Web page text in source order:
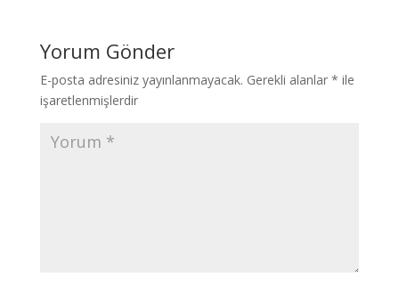
Yorum Gönder
E-posta adresiniz yayınlanmayacak. Gerekli alanlar * ile
işaretlenmişlerdir